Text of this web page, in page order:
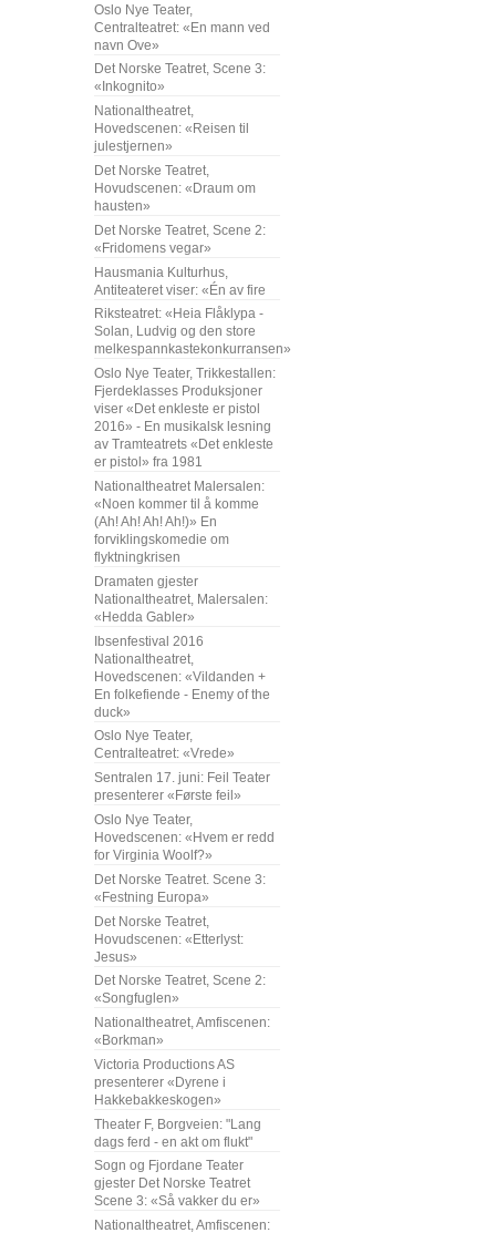
Oslo Nye Teater,
Centralteatret: «En mann ved
navn Ove»
Det Norske Teatret, Scene 3:
«Inkognito»
Nationaltheatret,
Hovedscenen: «Reisen til
julestjernen»
Det Norske Teatret,
Hovudscenen: «Draum om
hausten»
Det Norske Teatret, Scene 2:
«Fridomens vegar»
Hausmania Kulturhus,
Antiteateret viser: «Én av fire
Riksteatret: «Heia Flåklypa -
Solan, Ludvig og den store
melkespannkastekonkurransen»
Oslo Nye Teater, Trikkestallen:
Fjerdeklasses Produksjoner
viser «Det enkleste er pistol
2016» - En musikalsk lesning
av Tramteatrets «Det enkleste
er pistol» fra 1981
Nationaltheatret Malersalen:
«Noen kommer til å komme
(Ah! Ah! Ah! Ah!)» En
forviklingskomedie om
flyktningkrisen
Dramaten gjester
Nationaltheatret, Malersalen:
«Hedda Gabler»
Ibsenfestival 2016
Nationaltheatret,
Hovedscenen: «Vildanden +
En folkefiende - Enemy of the
duck»
Oslo Nye Teater,
Centralteatret: «Vrede»
Sentralen 17. juni: Feil Teater
presenterer «Første feil»
Oslo Nye Teater,
Hovedscenen: «Hvem er redd
for Virginia Woolf?»
Det Norske Teatret. Scene 3:
«Festning Europa»
Det Norske Teatret,
Hovudscenen: «Etterlyst:
Jesus»
Det Norske Teatret, Scene 2:
«Songfuglen»
Nationaltheatret, Amfiscenen:
«Borkman»
Victoria Productions AS
presenterer «Dyrene i
Hakkebakkeskogen»
Theater F, Borgveien: "Lang
dags ferd - en akt om flukt"
Sogn og Fjordane Teater
gjester Det Norske Teatret
Scene 3: «Så vakker du er»
Nationaltheatret, Amfiscenen: